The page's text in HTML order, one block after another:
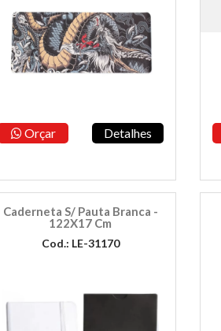
Orçar Detalhes
Caderneta S/ Pauta Branca -
122X17 Cm
Cod.: LE-31170